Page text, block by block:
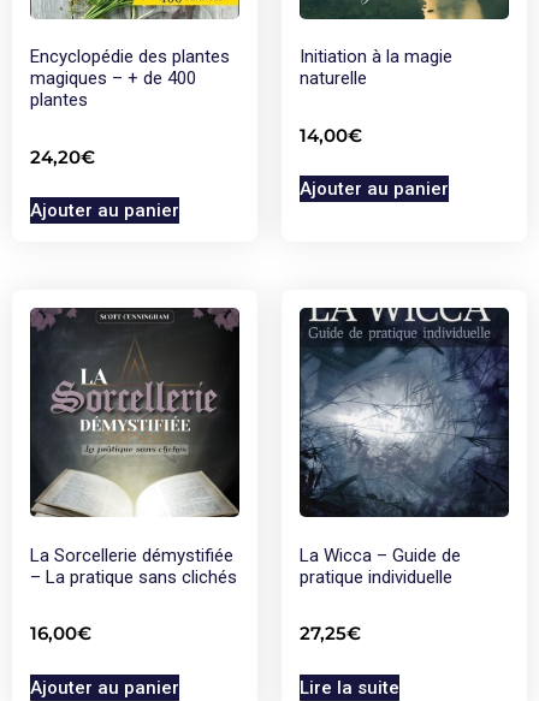
Encyclopédie des plantes
magiques – + de 400
plantes
24,20€
Ajouter au panier
Initiation à la magie
naturelle
14,00€
Ajouter au panier
La Sorcellerie démystifiée
– La pratique sans clichés
16,00€
Ajouter au panier
La Wicca – Guide de
pratique individuelle
27,25€
Lire la suite